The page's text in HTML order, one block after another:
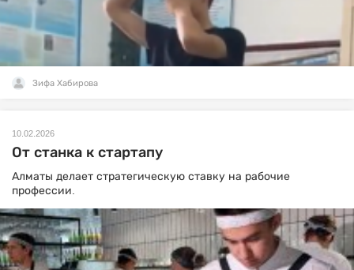
Зифа Хабирова
10.02.2026
От станка к стартапу
Алматы делает стратегическую ставку на рабочие
профессии.